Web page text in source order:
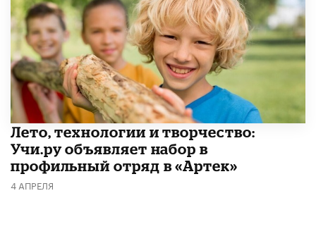
Лето, технологии и творчество:
Учи.ру объявляет набор в
профильный отряд в «Артек»
4 АПРЕЛЯ